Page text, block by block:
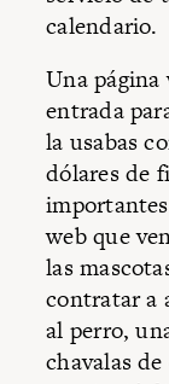
calendario.
Una
entrada
la usabas
dólares de
web que
las
contratar a
al perro,
chavalas